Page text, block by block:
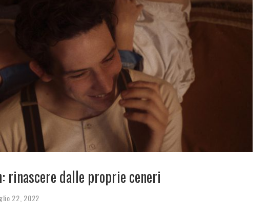
rinascere dalle proprie ceneri
22, 2022